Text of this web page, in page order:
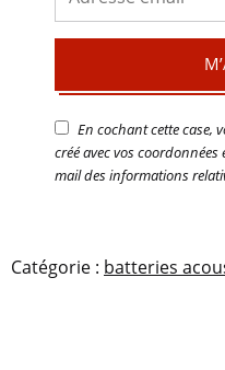
En cochant cette case,
créé avec vos
mail des informations
Catégorie : batteries